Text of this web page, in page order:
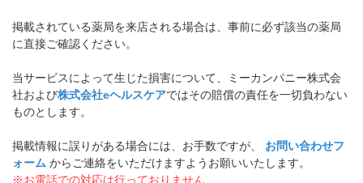
掲載されている薬局を来店される場合は、事前に必ず該当の薬局
に直接ご確認ください。
当サービスによって生じた損害について、ミーカンパニー株式会
社および株式会社eヘルスケアではその賠償の責任を一切負わない
ものとします。
掲載情報に誤りがある場合には、お手数ですが、 お問い合わせフ
ォーム からご連絡をいただけますようお願いいたします。
※お電話での対応は行っておりません